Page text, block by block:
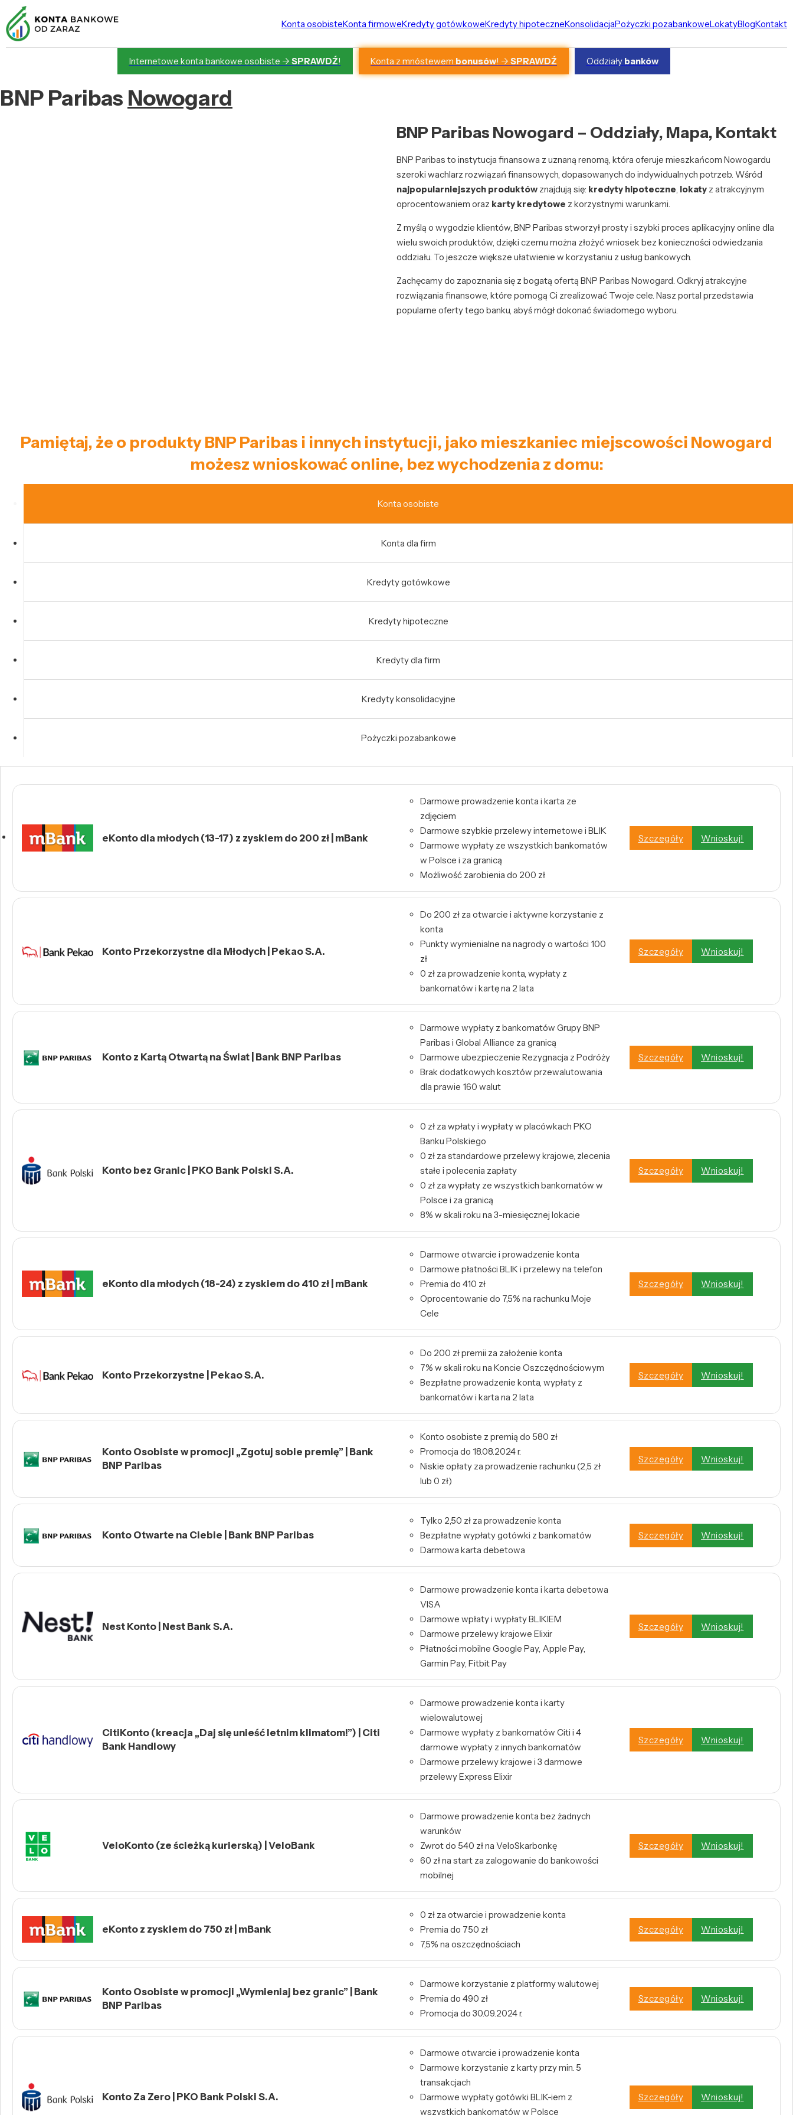
Konta osobisteKonta firmoweKredyty gotówkoweKredyty hipoteczneKonsolidacjaPożyczki pozabankoweLokatyBlogKontakt
Internetowe konta bankowe osobiste -> SPRAWDŹ! Konta z mnóstewem bonusów! ->SPRAWDŹ Oddziały banków
BNP Paribas Nowogard
BNP Paribas Nowogard – Oddziały, Mapa, Kontakt
BNP Paribas to instytucja finansowa z uznaną renomą, która oferuje mieszkańcom Nowogardu
szeroki wachlarz rozwiązań finansowych, dopasowanych do indywidualnych potrzeb. Wśród
najpopularniejszych produktów znajdują się: kredyty hipoteczne, lokaty z atrakcyjnym
oprocentowaniem oraz karty kredytowe z korzystnymi warunkami.
Z myślą o wygodzie klientów, BNP Paribas stworzył prosty i szybki proces aplikacyjny online dla
wielu swoich produktów, dzięki czemu można złożyć wniosek bez konieczności odwiedzania
oddziału. To jeszcze większe ułatwienie w korzystaniu z usług bankowych.
Zachęcamy do zapoznania się z bogatą ofertą BNP Paribas Nowogard. Odkryj atrakcyjne
rozwiązania finansowe, które pomogą Ci zrealizować Twoje cele. Nasz portal przedstawia
popularne oferty tego banku, abyś mógł dokonać świadomego wyboru.
Pamiętaj, że o produkty BNP Paribas i innych instytucji, jako mieszkaniec miejscowości Nowogard
możesz wnioskować online, bez wychodzenia z domu:
Konta osobiste
Konta dla firm
Kredyty gotówkowe
Kredyty hipoteczne
Kredyty dla firm
Kredyty konsolidacyjne
Pożyczki pozabankowe
eKonto dla młodych (13-17) z zyskiem do 200 zł | mBank
Darmowe prowadzenie konta i karta ze
zdjęciem
Darmowe szybkie przelewy internetowe i BLIK
Darmowe wypłaty ze wszystkich bankomatów
w Polsce i za granicą
Możliwość zarobienia do 200 zł
Szczegóły Wnioskuj!
Konto Przekorzystne dla Młodych | Pekao S.A.
Do 200 zł za otwarcie i aktywne korzystanie z
konta
Punkty wymienialne na nagrody o wartości 100
zł
0 zł za prowadzenie konta, wypłaty z
bankomatów i kartę na 2 lata
Szczegóły Wnioskuj!
Konto z Kartą Otwartą na Świat | Bank BNP Paribas
Darmowe wypłaty z bankomatów Grupy BNP
Paribas i Global Alliance za granicą
Darmowe ubezpieczenie Rezygnacja z Podróży
Brak dodatkowych kosztów przewalutowania
dla prawie 160 walut
Szczegóły Wnioskuj!
Konto bez Granic | PKO Bank Polski S.A.
0 zł za wpłaty i wypłaty w placówkach PKO
Banku Polskiego
0 zł za standardowe przelewy krajowe, zlecenia
stałe i polecenia zapłaty
0 zł za wypłaty ze wszystkich bankomatów w
Polsce i za granicą
8% w skali roku na 3-miesięcznej lokacie
Szczegóły Wnioskuj!
eKonto dla młodych (18-24) z zyskiem do 410 zł | mBank
Darmowe otwarcie i prowadzenie konta
Darmowe płatności BLIK i przelewy na telefon
Premia do 410 zł
Oprocentowanie do 7,5% na rachunku Moje
Cele
Szczegóły Wnioskuj!
Konto Przekorzystne | Pekao S.A.
Do 200 zł premii za założenie konta
7% w skali roku na Koncie Oszczędnościowym
Bezpłatne prowadzenie konta, wypłaty z
bankomatów i karta na 2 lata
Szczegóły Wnioskuj!
Konto Osobiste w promocji „Zgotuj sobie premię” | Bank
BNP Paribas
Konto osobiste z premią do 580 zł
Promocja do 18.08.2024 r.
Niskie opłaty za prowadzenie rachunku (2,5 zł
lub 0 zł)
Szczegóły Wnioskuj!
Konto Otwarte na Ciebie | Bank BNP Paribas
Tylko 2,50 zł za prowadzenie konta
Bezpłatne wypłaty gotówki z bankomatów
Darmowa karta debetowa
Szczegóły Wnioskuj!
Nest Konto | Nest Bank S.A.
Darmowe prowadzenie konta i karta debetowa
VISA
Darmowe wpłaty i wypłaty BLIKIEM
Darmowe przelewy krajowe Elixir
Płatności mobilne Google Pay, Apple Pay,
Garmin Pay, Fitbit Pay
Szczegóły Wnioskuj!
CitiKonto (kreacja „Daj się unieść letnim klimatom!”) | Citi
Bank Handlowy
Darmowe prowadzenie konta i karty
wielowalutowej
Darmowe wypłaty z bankomatów Citi i 4
darmowe wypłaty z innych bankomatów
Darmowe przelewy krajowe i 3 darmowe
przelewy Express Elixir
Szczegóły Wnioskuj!
VeloKonto (ze ścieżką kurierską) | VeloBank
Darmowe prowadzenie konta bez żadnych
warunków
Zwrot do 540 zł na VeloSkarbonkę
60 zł na start za zalogowanie do bankowości
mobilnej
Szczegóły Wnioskuj!
eKonto z zyskiem do 750 zł | mBank
0 zł za otwarcie i prowadzenie konta
Premia do 750 zł
7,5% na oszczędnościach
Szczegóły Wnioskuj!
Konto Osobiste w promocji „Wymieniaj bez granic” | Bank
BNP Paribas
Darmowe korzystanie z platformy walutowej
Premia do 490 zł
Promocja do 30.09.2024 r.
Szczegóły Wnioskuj!
Konto Za Zero | PKO Bank Polski S.A.
Darmowe otwarcie i prowadzenie konta
Darmowe korzystanie z karty przy min. 5
transakcjach
Darmowe wypłaty gotówki BLIK-iem z
wszystkich bankomatów w Polsce
Szczegóły Wnioskuj!